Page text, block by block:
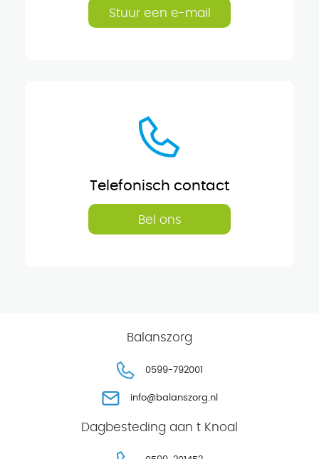
Stuur een e-mail
Telefonisch contact
Bel ons
Balanszorg
0599-792001
info@balanszorg.nl
Dagbesteding aan t Knoal